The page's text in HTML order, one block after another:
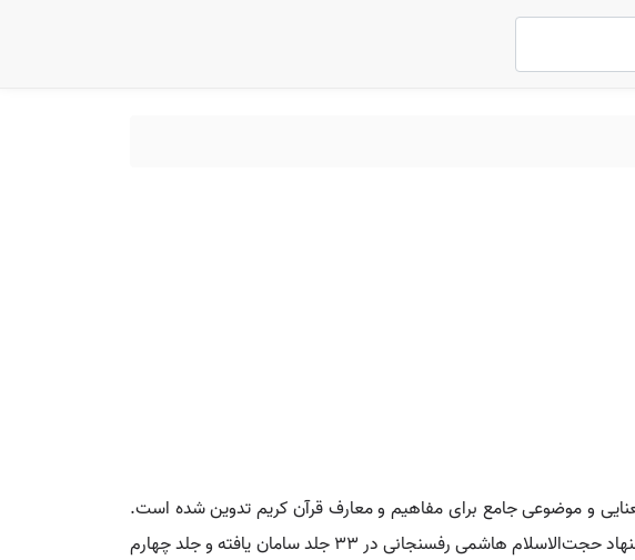
و موضوعی جامع برای مفاهیم و معارف قرآن کریم تدوین شده است.
این اثر حاصل تلاش علمی مرکز فرهنگ و معارف قرآن و گروهی از قرآن‌پژوهان برجسته است که با طرح و پیشنهاد حجت‌الاسلام هاشمی رفسنجانی در ۳۳ جلد سامان یافته و جلد چهارم